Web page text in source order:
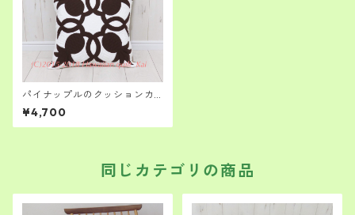
パイナップルのクッションカ
バーキット かわいくて渋
め ロコのイメージ ハワイ
アンキルト キット 頑張る初
¥4,700
同じカテゴリの商品